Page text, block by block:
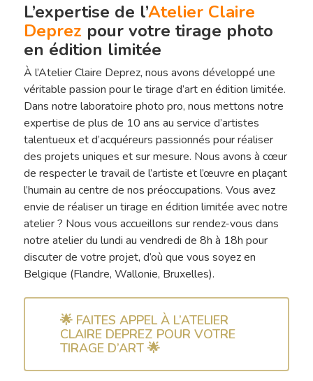
L’expertise de l’Atelier Claire
Deprez pour votre tirage photo
en édition limitée
À l’Atelier Claire Deprez, nous avons développé une
véritable passion pour le tirage d’art en édition limitée.
Dans notre laboratoire photo pro, nous mettons notre
expertise de plus de 10 ans au service d’artistes
talentueux et d’acquéreurs passionnés pour réaliser
des projets uniques et sur mesure. Nous avons à cœur
de respecter le travail de l’artiste et l’œuvre en plaçant
l’humain au centre de nos préoccupations. Vous avez
envie de réaliser un tirage en édition limitée avec notre
atelier ? Nous vous accueillons sur rendez-vous dans
notre atelier du lundi au vendredi de 8h à 18h pour
discuter de votre projet, d’où que vous soyez en
Belgique (Flandre, Wallonie, Bruxelles).
🌟 FAITES APPEL À L’ATELIER
CLAIRE DEPREZ POUR VOTRE
TIRAGE D’ART 🌟